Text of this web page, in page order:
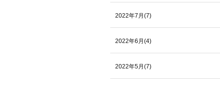
2022年7月(7)
2022年6月(4)
2022年5月(7)